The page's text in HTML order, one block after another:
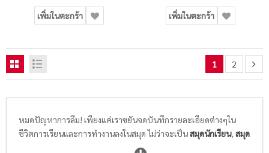
เพิ่มในตะกร้า เพิ่มในตะกร้า
1 2
หมดปัญหาการลืม! เพียงแค่เราขยันจดบันทึกรายละเอียดต่างๆใน
ชีวิตการเรียนและการทำงานลงในสมุด ไม่ว่าจะเป็นสมุดนักเรียน, สมุด
สมุดบันทึก